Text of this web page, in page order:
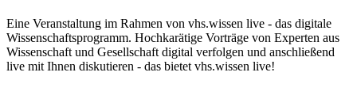
Eine Veranstaltung im Rahmen von vhs.wissen live - das digitale
Wissenschaftsprogramm. Hochkarätige Vorträge von Experten aus
Wissenschaft und Gesellschaft digital verfolgen und anschließend
live mit Ihnen diskutieren - das bietet vhs.wissen live!